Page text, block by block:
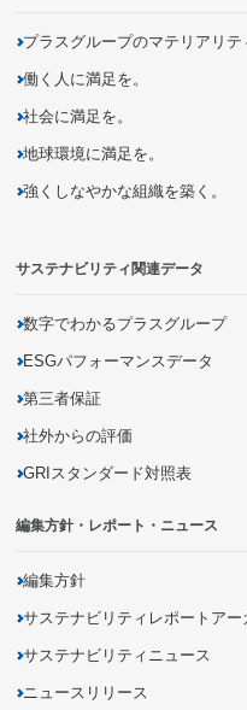
プラスグループのマテリアリテ
KPIと進捗
働く人に満足を。
よりよい働き方・いごこちのよ
多様性を活かす組織への変革
未来につながる人材の育成
社会に満足を。
ユニークなデザイン・発想によ
バリューチェーンの変革による
商品の品質向上・安全性確保
商品に関する情報開示
地域社会とのパートナーシップ
地球環境に満足を。
企業活動を通じた気候変動問題
有害化学物質の把握・削減
生物多様性の保全
強くしなやかな組織を築く。
災害に強いインフラの構築
サステナビリティ関連データ
数字でわかるプラスグループ
ESGパフォーマンスデータ
第三者保証
社外からの評価
GRIスタンダード対照表
編集方針・レポート・ニュース
編集方針
サステナビリティレポートアー
サステナビリティニュース
ニュースリリース